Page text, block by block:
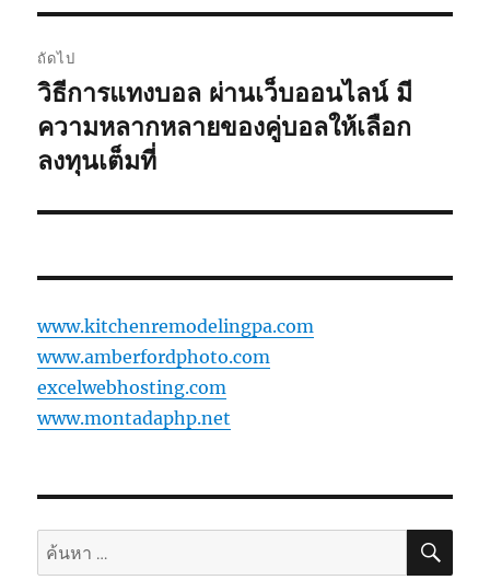
ถัดไป
เรื่อง
ต่อ
ไป:
วิธีการแทงบอล ผ่านเว็บออนไลน์ มี
ความหลากหลายของคู่บอลให้เลือก
ลงทุนเต็มที่
www.kitchenremodelingpa.com
www.amberfordphoto.com
excelwebhosting.com
www.montadaphp.net
ค้นหา: ค้น